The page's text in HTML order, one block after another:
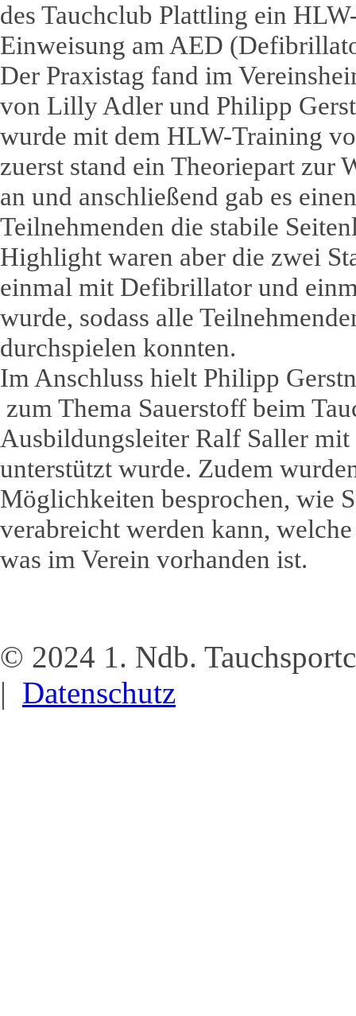
des Tauchclub Plattling ein
Einweisung am AED
Der Praxistag fand im
von Lilly Adler und Philipp
wurde mit dem HLW-Training
zuerst stand ein Theoriepart zur
an und anschließend gab es
Teilnehmenden die stabile
Highlight waren aber die zwei
einmal mit Defibrillator und
wurde, sodass alle
durchspielen konnten.
Im Anschluss hielt Philipp
zum Thema Sauerstoff beim
Ausbildungsleiter Ralf Saller mit
unterstützt wurde. Zudem
Möglichkeiten besprochen, wie
verabreicht werden kann,
was im Verein vorhanden ist.
© 2024 1. Ndb.
| Datenschutz